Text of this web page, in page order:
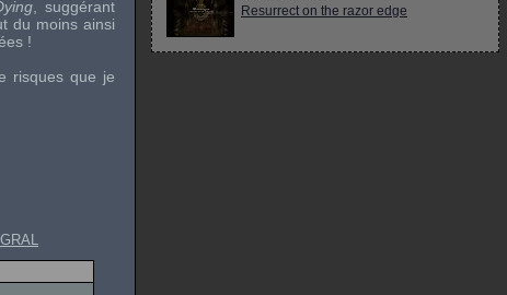
, suggérant
du moins ainsi
!
risques que je
Resurrect on the razor edge